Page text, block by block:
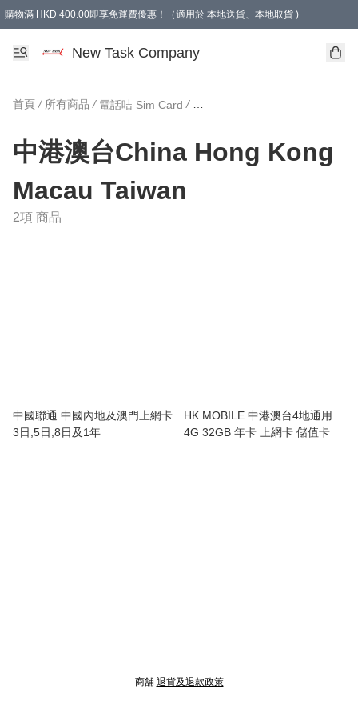
購物滿 HKD 400.00即享免運費優惠！（適用於 本地送貨、本地取貨 )
New Task Company
首頁 / 所有商品 / 電話咭 Sim Card /
中港澳台China Hong Kong
Macau Taiwan
2項 商品
中國聯通 中國內地及澳門上網卡
3日,5日,8日及1年
HK MOBILE 中港澳台4地通用
4G 32GB 年卡 上網卡 儲值卡
商舖 退貨及退款政策